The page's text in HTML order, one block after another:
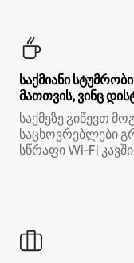
საქმიანი
მათთვის, ვინც
საქმეზე გიწევთ
საცხოვრებლები
სწრაფი Wi‑Fi